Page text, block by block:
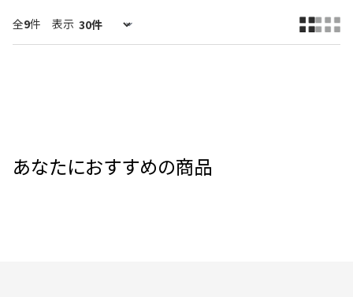
全9件 表示
あなたにおすすめの商品